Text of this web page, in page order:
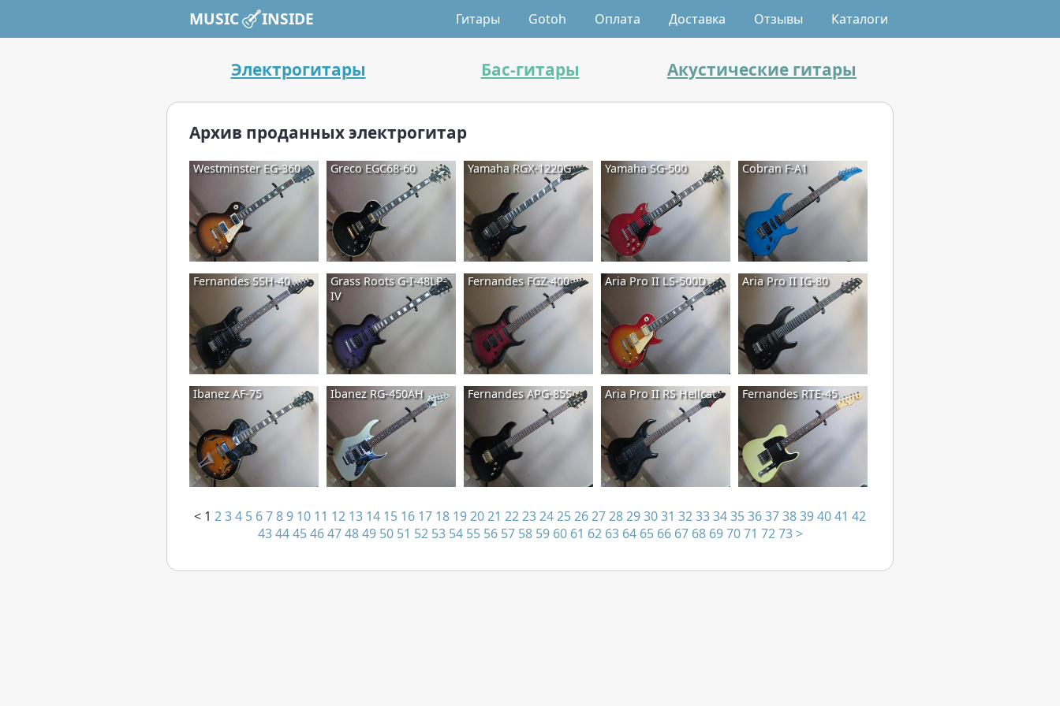
Электрогитары Бас-гитары Акустические гитары
Архив проданных электрогитар
Westminster EG-360 Greco EGC68-60 Yamaha RGX-1220G Yamaha SG-500 Cobran F-A1
Fernandes SSH-40
Grass Roots G-I-48LP-
IV
Fernandes FGZ-400 Aria Pro II LS-500D Aria Pro II IG-80
Ibanez AF-75 Ibanez RG-450AH Fernandes APG-85S Aria Pro II RS Hellcat Fernandes RTE-45
< 1 234 5 6789 10 11 12 13 14 15 16 17 18 192021 22232425262728293031 32333435363738394041 42
43 44 45 46 47 48 49 50 51 52 53 54 55 56 57 58 59 60 61 62 63 64 65 66 67 68 69 70 71 72 73 >
MUSIC INSIDE Гитары Gotoh Оплата Доставка Отзывы Каталоги